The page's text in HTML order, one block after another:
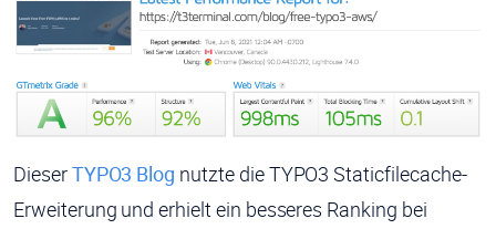
DieserTYPO3 Blog nutzte die TYPO3 Staticfilecache-
Erweiterung und erhielt ein besseres Ranking bei